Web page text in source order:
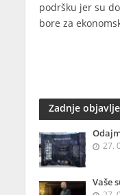
podršku jer su
bore za
Zadnje
27.
Vaše